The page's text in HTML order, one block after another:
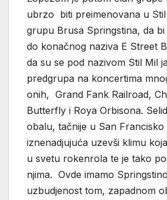
ubrzo biti preimenovana u
grupu Brusa Springstina, da
do konačnog naziva E Street
da su se pod nazivom Stil Mil
predgrupa na koncertima
onih, Grand Fank Railroad,
Butterfly i Roya Orbisona.
obalu, tačnije u San Francisko
iznenadjujuća uzevši klimu
u svetu rokenrola te je tako
njima. Ovde imamo
uzbudjenost tom, zapadnom